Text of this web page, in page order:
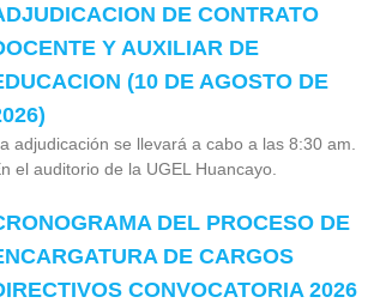
DE CONTRATO
Y AUXILIAR DE
(10 DE AGOSTO DE
adjudicación se llevará a cabo a las 8:30 am.
el auditorio de la UGEL Huancayo.
DEL PROCESO DE
DE CARGOS
CONVOCATORIA 2026